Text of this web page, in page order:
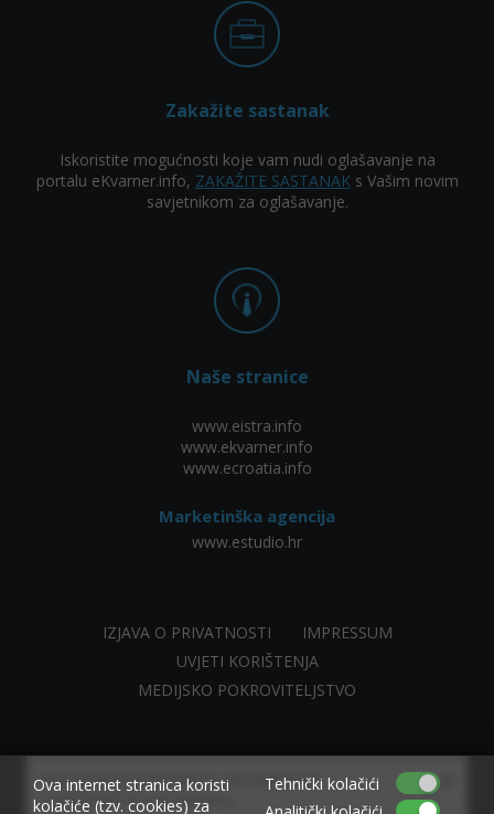
Allow www.ekvarner.info to send web push
notifications to your desktop.
×
Zakažite sastanak
Iskoristite mogućnosti koje vam nudi oglašavanje na
portalu eKvarner.info, ZAKAŽITE SASTANAKs Vašim novim
savjetnikom za oglašavanje.
Naše stranice
www.eistra.info
www.ekvarner.info
www.ecroatia.info
Marketinška agencija
www.estudio.hr
IZJAVA O PRIVATNOSTI
IMPRESSUM
UVJETI KORIŠTENJA
MEDIJSKO POKROVITELJSTVO
Ova internet stranica koristi
kolačiće (tzv. cookies) za
Tehnički kolačići